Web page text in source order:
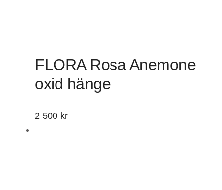
FLORA Rosa Anemone
oxid hänge
2 500 kr